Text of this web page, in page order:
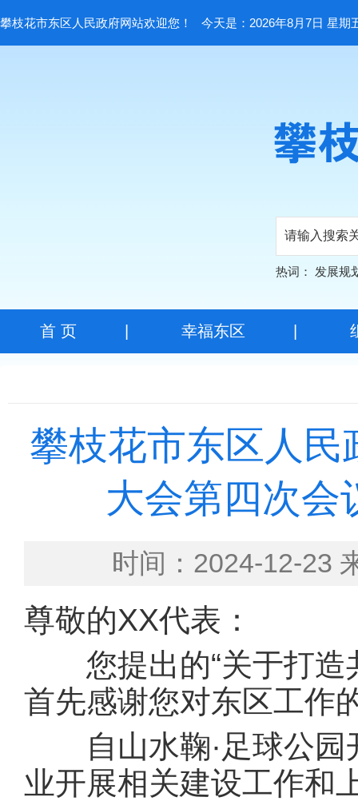
攀枝花市东区人民政府网站欢迎您！ 今天是：2026年8月7日 星期
热词： 发展规
首 页| 幸福东区
攀枝花市东区人
大会第四次会
时间：2024-12-
尊敬的XX代表：
您提出的“关于打造
首先感谢您对东区工作
自山水鞠·足球公园
业开展相关建设工作和